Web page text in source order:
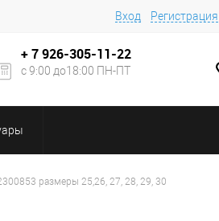
Вход Регистрация
+ 7926-305-11-22
с 9:00 до18:00 ПН-ПТ
размеры 25,26, 27, 28, 29, 30